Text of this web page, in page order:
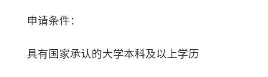
申请条件：
具有国家承认的大学本科及以上学历